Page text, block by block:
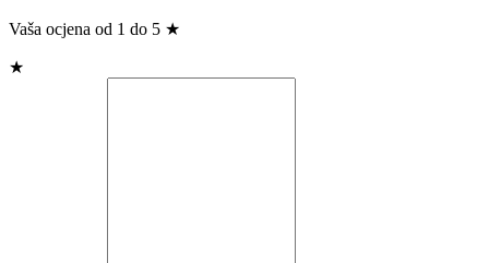
Vaša ocjena od 1 do 5 ★
★